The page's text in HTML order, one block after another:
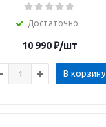
Достаточно
10 990₽/шт
В корзину